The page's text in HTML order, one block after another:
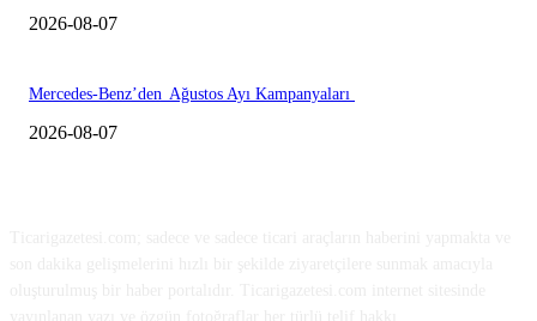
2026-08-07
Mercedes-Benz’den Ağustos Ayı Kampanyaları
2026-08-07